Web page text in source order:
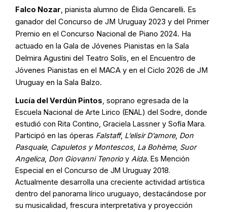
Falco Nozar, pianista alumno de Élida Gencarelli. Es
ganador del Concurso de JM Uruguay 2023 y del Primer
Premio en el Concurso Nacional de Piano 2024. Ha
actuado en la Gala de Jóvenes Pianistas en la Sala
Delmira Agustini del Teatro Solís, en el Encuentro de
Jóvenes Pianistas en el MACA y en el Ciclo 2026 de JM
Uruguay en la Sala Balzo.
Lucía del Verdún Pintos , soprano egresada de la
Escuela Nacional de Arte Lirico (ENAL) del Sodre, donde
estudió con Rita Contino, Graciela Lassner y Sofía Mara.
Participó en las óperas Falstaff, L’elisir D’amore, Don
Pasquale, Capuletos y Montescos, La Bohème, Suor
Angelica, Don Giovanni Tenorio y Aída. Es Mención
Especial en el Concurso de JM Uruguay 2018.
Actualmente desarrolla una creciente actividad artística
dentro del panorama lírico uruguayo, destacándose por
su musicalidad, frescura interpretativa y proyección